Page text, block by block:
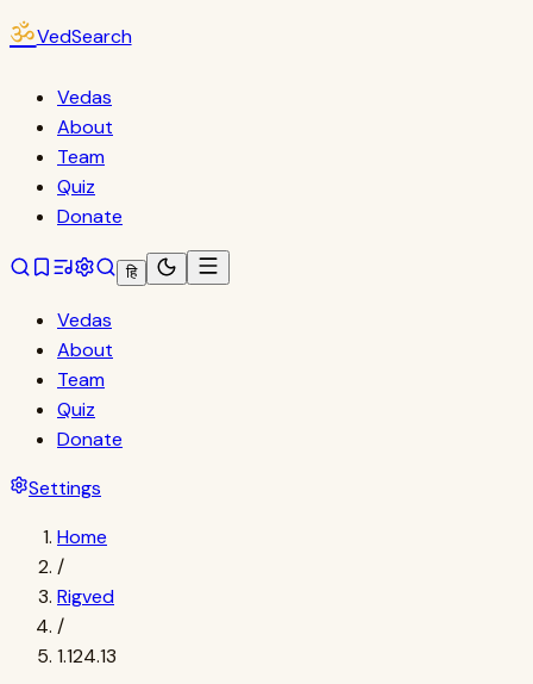
ॐVedSearch
Vedas
About
Team
Quiz
Donate
हि
Vedas
About
Team
Quiz
Donate
Settings
Home
/
Rigved
/
1.124.13